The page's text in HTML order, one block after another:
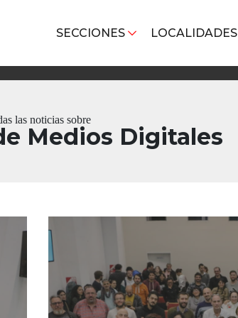
SECCIONES LOCALIDADES
las noticias sobre
Medios Digitales